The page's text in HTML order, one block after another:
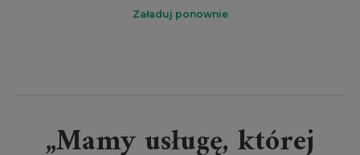
Załaduj ponownie
„Mamy usługę, której